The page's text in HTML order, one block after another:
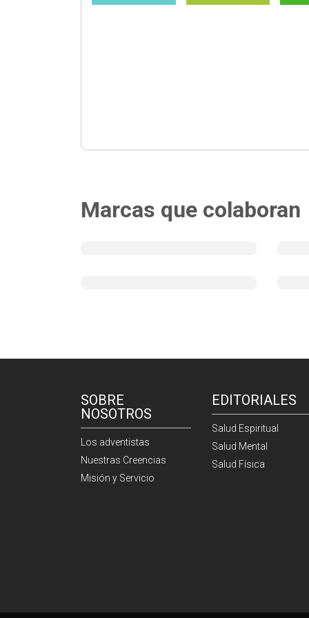
Marcas que colaboran
SOBRE
NOSOTROS
Los adventistas
Nuestras Creencias
Misión y Servicio
EDITORIALES
Salud Espiritual
Salud Mental
Salud Física